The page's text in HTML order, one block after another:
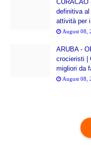
CURACAO
definitiva al
attività per
August 08,
ARUBA -
crocieristi |
migliori da
August 08,